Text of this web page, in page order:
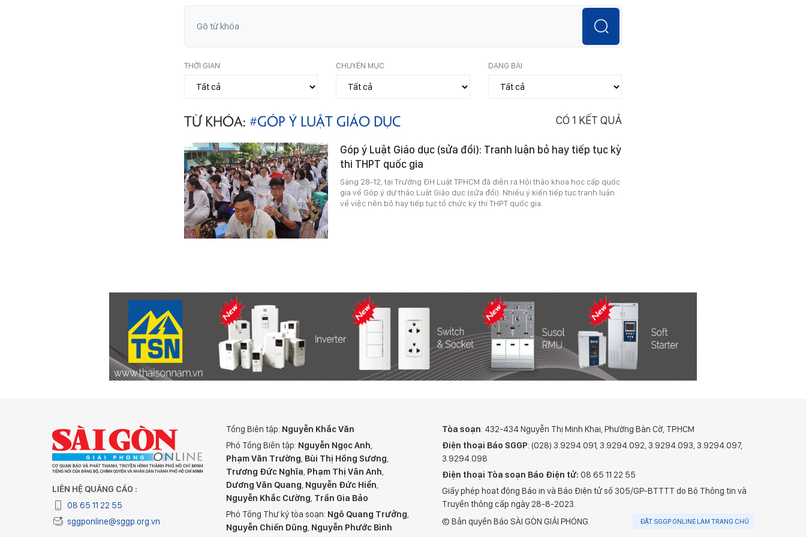
THỜI GIAN CHUYÊN MỤC DẠNG BÀI
TỪ KHÓA: #GÓP Ý LUẬT GIÁO DỤC CÓ 1 KẾT QUẢ
Góp ý Luật Giáo dục (sửa đổi): Tranh luận bỏ hay tiếp tục kỳ
thi THPT quốc gia
Sáng 28-12, tại Trường ĐH Luật TPHCM đã diễn ra Hội thảo khoa học cấp quốc
gia về Góp ý dự thảo Luật Giáo dục (sửa đổi). Nhiều ý kiến tiếp tục tranh luận
về việc nên bỏ hay tiếp tục tổ chức kỳ thi THPT quốc gia.
LIÊN HỆ QUẢNG CÁO :
08 65 11 22 55
sggponline@sggp.org.vn
Tổng Biên tập: Nguyễn Khắc Văn
Phó Tổng Biên tập: Nguyễn Ngọc Anh,
Phạm Văn Trường, Bùi Thị Hồng Sương,
Trương Đức Nghĩa, Phạm Thị Vân Anh,
Dương Văn Quang, Nguyễn Đức Hiển,
Nguyễn Khắc Cường, Trần Gia Bảo
Phó Tổng Thư ký tòa soạn: Ngô Quang Trưởng,
Nguyễn Chiến Dũng, Nguyễn Phước Bình
Tòa soạn: 432-434 Nguyễn Thị Minh Khai, Phường Bàn Cờ, TP.HCM
Điện thoại Báo SGGP: (028) 3.9294.091, 3.9294.092, 3.9294.093, 3.9294.097,
3.9294.098
Điện thoại Tòa soạn Báo Điện tử: 08 65 11 22 55
Giấy phép hoạt động Báo in và Báo Điện tử số 305/GP-BTTTT do Bộ Thông tin và
Truyền thông cấp ngày 28-8-2023.
© Bản quyền Báo SÀI GÒN GIẢI PHÓNG.
ĐẶT SGGP ONLINE LÀM TRANG CHỦ